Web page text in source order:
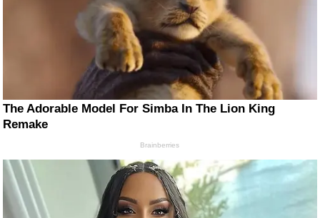
The Adorable Model For Simba In The Lion King
Remake
Brainberries